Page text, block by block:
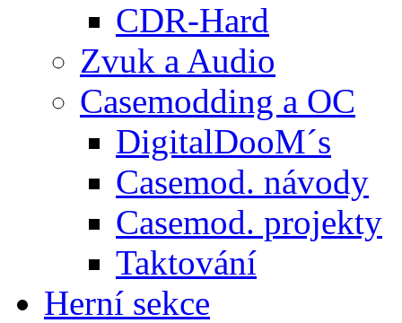
CDR-Hard
Zvuk a Audio
Casemodding a OC
DigitalDooM´s
Casemod. návody
Casemod. projekty
Taktování
Herní sekce